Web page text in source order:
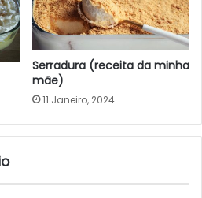
Serradura (receita da minha
mãe)
11 Janeiro, 2024